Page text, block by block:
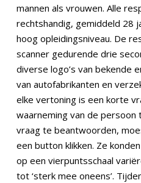
mannen als vrouwen. Alle
rechtshandig, gemiddeld 28
hoog opleidingsniveau. De
scanner gedurende drie
diverse logo’s van bekende
van autofabrikanten en
elke vertoning is een korte
waarneming van de persoon
vraag te beantwoorden,
een button klikken. Ze
op een vierpuntsschaal
tot ‘sterk mee oneens’.